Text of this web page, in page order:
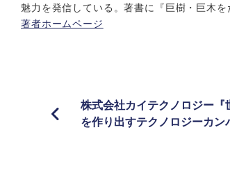
魅力を発信している。著書に『巨樹・巨木
著者ホームページ
株式会社カイテクノロジー『
を作り出すテクノロジーカン